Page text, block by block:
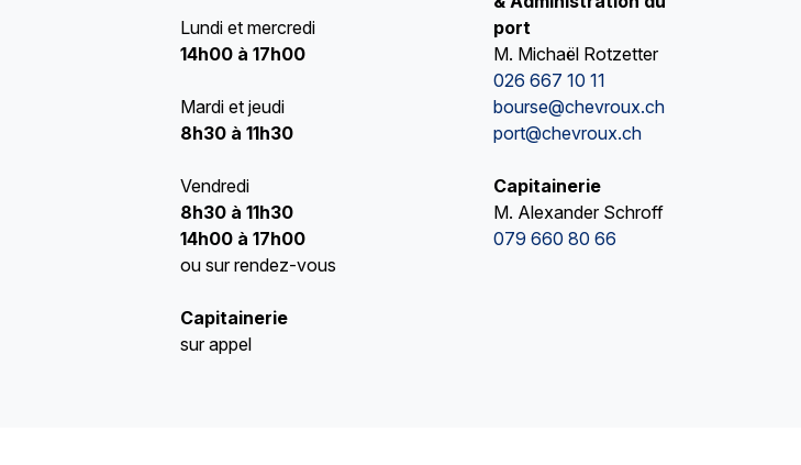
Lundi et mercredi
14h00 à 17h00
Mardi et jeudi
8h30 à 11h30
Vendredi
8h30 à 11h30
14h00 à 17h00
ou sur rendez-vous
Capitainerie
sur appel
port
M. Michaël Rotzetter
026 667 10 11
bourse@chevroux.ch
port@chevroux.ch
Capitainerie
M. Alexander Schroff
079 660 80 66